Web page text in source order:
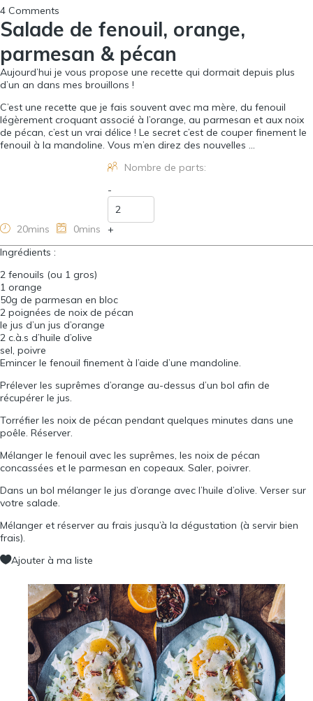
4 Comments
Salade de fenouil, orange,
parmesan & pécan
Aujourd’hui je vous propose une recette qui dormait depuis plus
d’un an dans mes brouillons !
C’est une recette que je fais souvent avec ma mère, du fenouil
légèrement croquant associé à l’orange, au parmesan et aux noix
de pécan, c’est un vrai délice ! Le secret c’est de couper finement le
fenouil à la mandoline. Vous m’en direz des nouvelles …
20mins 0mins
Nombre de parts:
-
+
Ingrédients :
2 fenouils (ou 1 gros)
1 orange
50g de parmesan en bloc
2 poignées de noix de pécan
le jus d’un jus d’orange
2 c.à.s d’huile d’olive
sel, poivre
Emincer le fenouil finement à l’aide d’une mandoline.
Prélever les suprêmes d’orange au-dessus d’un bol afin de
récupérer le jus.
Torréfier les noix de pécan pendant quelques minutes dans une
poêle. Réserver.
Mélanger le fenouil avec les suprêmes, les noix de pécan
concassées et le parmesan en copeaux. Saler, poivrer.
Dans un bol mélanger le jus d’orange avec l’huile d’olive. Verser sur
votre salade.
Mélanger et réserver au frais jusqu’à la dégustation (à servir bien
frais).
Ajouter à ma liste